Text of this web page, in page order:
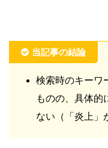
当記事の結論
検索時のキーワ
ものの、具体的
ない（「炎上」